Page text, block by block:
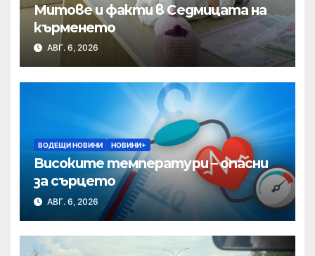
Митове и факти в Седмицата на
кърменето
АВГ. 6, 2026
ВОДЕЩИ НОВИНИ НОВИНИ+
Високите температури – опасни
за сърцето
АВГ. 6, 2026